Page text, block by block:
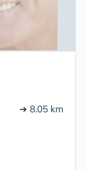
➔ 8.05 km